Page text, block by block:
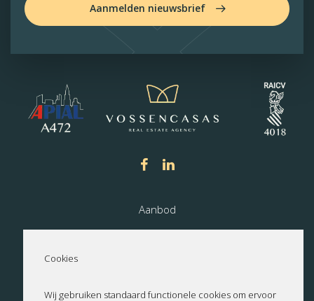
Aanmelden nieuwsbrief
Aanbod
Cookies
Wij gebruiken standaard functionele cookies om ervoor